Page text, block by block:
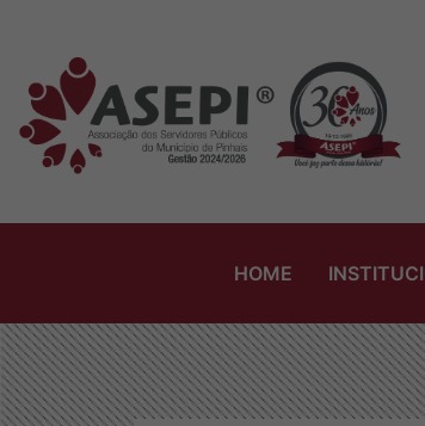
HOME